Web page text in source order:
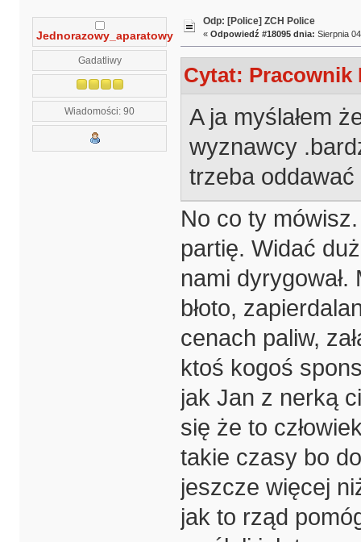
Jednorazowy_aparatowy
Gadatliwy
Wiadomości: 90
Odp: [Police] ZCH Police
« Odpowiedź #18095 dnia: Sierpnia
Cytat: Pracownik
A ja myślałem
wyznawcy
trzeba
No co ty
partię. Widać
nami
błoto,
cenach paliw,
ktoś kogoś
jak Jan z nerką
się że to
takie czasy bo
jeszcze więcej
jak to rząd